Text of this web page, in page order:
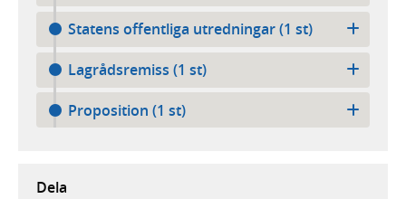
Statens offentliga utredningar (1 st)
Lagrådsremiss (1 st)
Proposition (1 st)
Dela